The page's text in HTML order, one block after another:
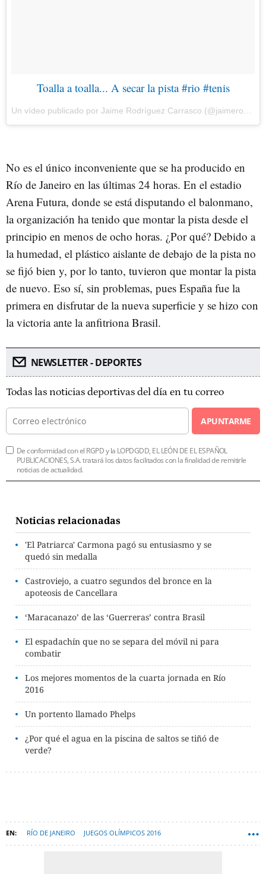
Toalla a toalla... A secar la pista #rio #tenis
No es el único inconveniente que se ha producido en
Río de Janeiro en las últimas 24 horas. En el estadio
Arena Futura, donde se está disputando el balonmano,
la organización ha tenido que montar la pista desde el
principio en menos de ocho horas. ¿Por qué? Debido a
la humedad, el plástico aislante de debajo de la pista no
se fijó bien y, por lo tanto, tuvieron que montar la pista
de nuevo. Eso sí, sin problemas, pues España fue la
primera en disfrutar de la nueva superficie y se hizo con
la victoria ante la anfitriona Brasil.
NEWSLETTER - DEPORTES
Todas las noticias deportivas del día en tu correo
APUNTARME
De conformidad con el RGPD y la LOPDGDD, EL LEÓN DE EL ESPAÑOL
PUBLICACIONES, S.A. tratará los datos facilitados con la finalidad de remitirle
noticias de actualidad.
Noticias relacionadas
'El Patriarca' Carmona pagó su entusiasmo y se
quedó sin medalla
Castroviejo, a cuatro segundos del bronce en la
apoteosis de Cancellara
‘Maracanazo’ de las ‘Guerreras’ contra Brasil
El espadachín que no se separa del móvil ni para
combatir
Los mejores momentos de la cuarta jornada en Río
2016
Un portento llamado Phelps
¿Por qué el agua en la piscina de saltos se tiñó de
verde?
RÍO DE JANEIRO JUEGOS OLÍMPICOS 2016